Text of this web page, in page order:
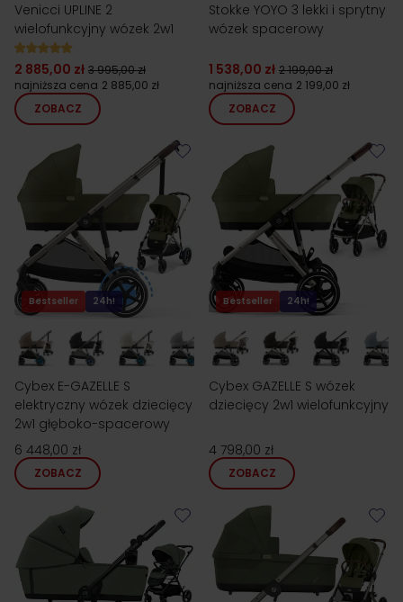
Venicci UPLINE 2
wielofunkcyjny wózek 2w1
2 885,00 zł 3 995,00 zł
najniższa cena 2 885,00 zł
ZOBACZ
Stokke YOYO 3 lekki i sprytny
wózek spacerowy
1 538,00 zł 2 199,00 zł
najniższa cena 2 199,00 zł
ZOBACZ
Bestseller 24h!
Cybex E-GAZELLE S
elektryczny wózek dziecięcy
2w1 głęboko-spacerowy
6 448,00 zł
ZOBACZ
Bestseller 24h!
Cybex GAZELLE S wózek
dziecięcy 2w1 wielofunkcyjny
4 798,00 zł
ZOBACZ